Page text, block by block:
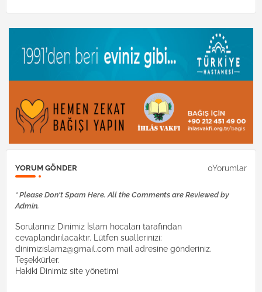
YORUM GÖNDER 0Yorumlar
* Please Don't Spam Here. All the Comments are Reviewed by
Admin.
Sorularınız Dinimiz İslam hocaları tarafından
cevaplandırılacaktır. Lütfen suallerinizi:
dinimizislam2@gmail.com mail adresine gönderiniz.
Teşekkürler.
Hakiki Dinimiz site yönetimi